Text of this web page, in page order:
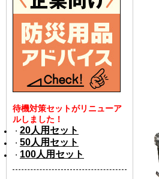
待機対策セットがリニューア
ルしました！
・ 20人用セット
・ 50人用セット
・ 100人用セット